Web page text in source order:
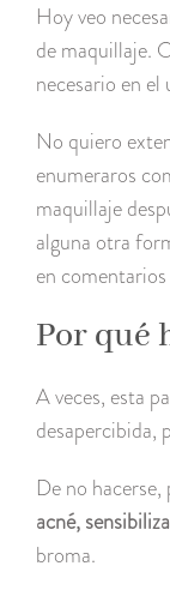
Hoy veo
de maquillaje.
necesario en
No quiero
enumeraros
maquillaje
alguna otra
en
Por qué
A veces, esta
desapercibida,
De no
acné,
broma.